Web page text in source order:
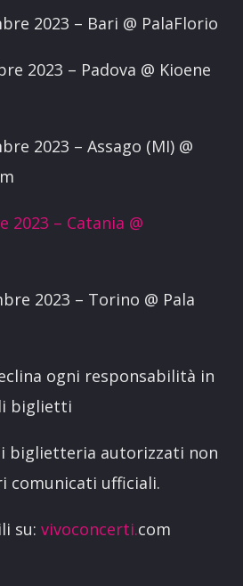
2023 – Bari @ PalaFlorio
2023 – Padova @ Kioene
2023 – Assago (MI) @
2023 – Catania @
2023 – Torino @ Pala
ogni responsabilità in
biglietti
biglietteria autorizzati non
comunicati ufficiali.
su:vivoconcerti.com